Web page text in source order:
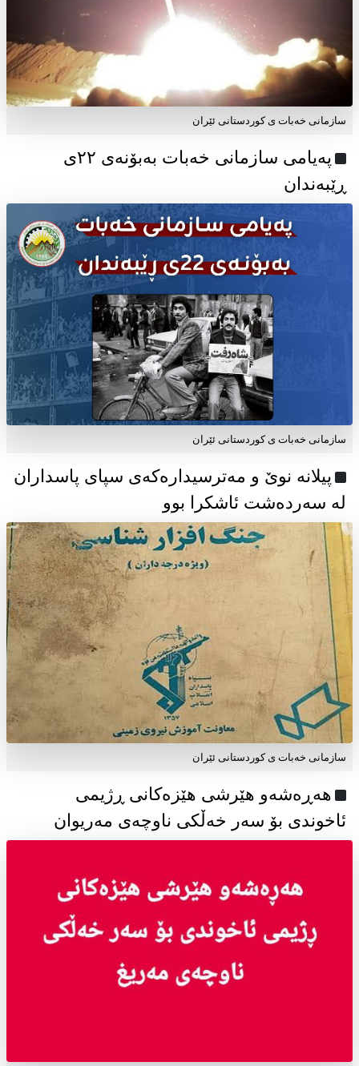
سازمانی خەبات ی کوردستانی ئێران
پەیامی سازمانی خەبات بەبۆنەی ۲۲ی
ڕێبەندان
سازمانی خەبات ی كوردستانی ئێران
پیلانە نوێ و مەترسیدارەکەی سپای پاسداران
لە سەردەشت ئاشکرا بوو
سازمانی خەبات ی كوردستانی ئێران
هەڕەشەو هێرشی هێزەکانی ڕژیمی
ئاخوندی بۆ سەر خەڵکی ناوچەی مەریوان